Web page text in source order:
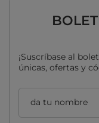
¡Suscríbase al
únicas, ofertas y
da tu nombre